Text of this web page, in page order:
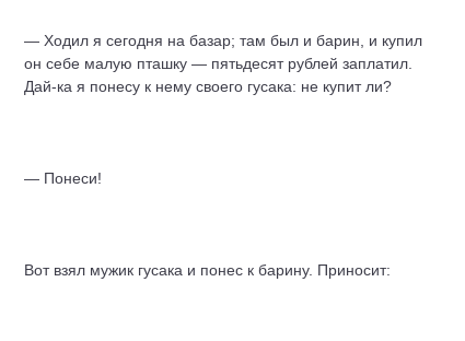
— Ходил я сегодня на базар; там был и барин, и купил
он себе малую пташку — пятьдесят рублей заплатил.
Дай-ка я понесу к нему своего гусака: не купит ли?
— Понеси!
Вот взял мужик гусака и понес к барину. Приносит: